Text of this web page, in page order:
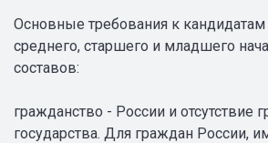
Основные требования к
среднего, старшего и младшего
составов:
гражданство - России и отсутствие
государства. Для граждан России,